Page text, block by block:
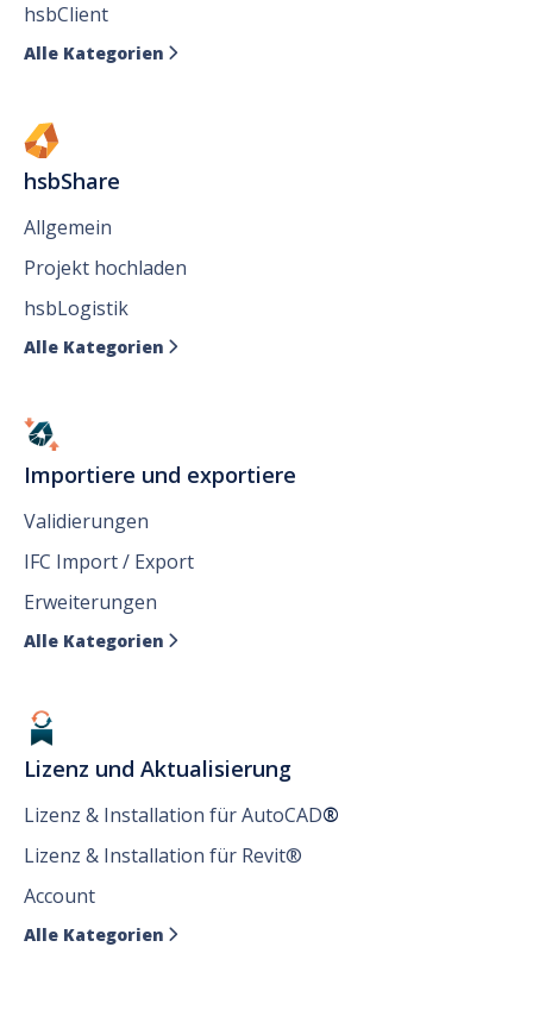
hsbClient
Alle Kategorien 
hsbShare
Allgemein
Projekt hochladen
hsbLogistik
Alle Kategorien 
Importiere und exportiere
Validierungen
IFC Import / Export
Erweiterungen
Alle Kategorien 
Lizenz und Aktualisierung
Lizenz & Installation für AutoCAD®
Lizenz & Installation für Revit®
Account
Alle Kategorien 